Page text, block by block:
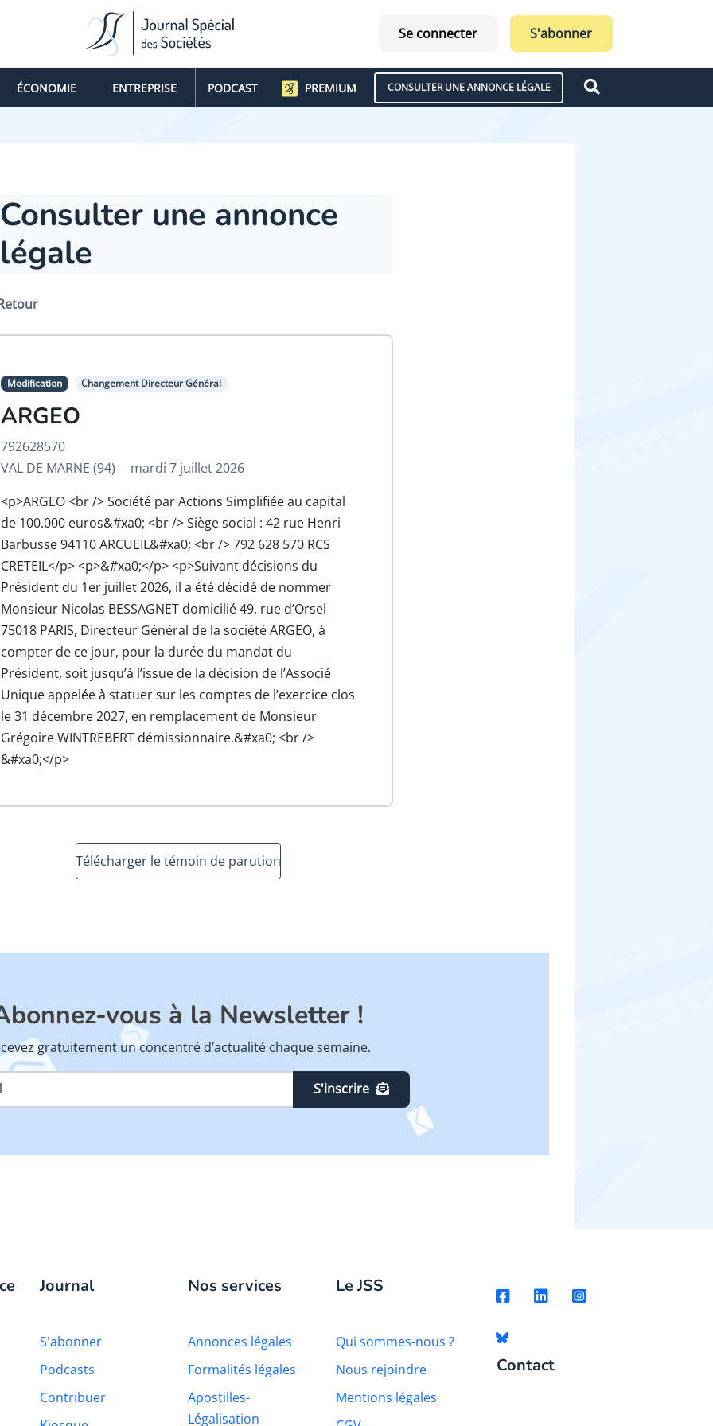
Se connecter S'abonner
ÉCONOMIE ENTREPRISE PODCAST PREMIUM CONSULTER UNE ANNONCE LÉGALE
Consulter une annonce
légale
Modification Changement Directeur Général
ARGEO
792628570
VAL DE MARNE (94)
mardi 7 juillet 2026
<p>ARGEO <br /> Société par Actions Simplifiée au capital
de 100.000 euros&#xa0; <br /> Siège social : 42 rue Henri
Barbusse 94110 ARCUEIL&#xa0; <br /> 792 628 570 RCS
CRETEIL</p> <p>&#xa0;</p> <p>Suivant décisions du
Président du 1er juillet 2026, il a été décidé de nommer
Monsieur Nicolas BESSAGNET domicilié 49, rue d’Orsel
75018 PARIS, Directeur Général de la société ARGEO, à
compter de ce jour, pour la durée du mandat du
Président, soit jusqu’à l’issue de la décision de l’Associé
Unique appelée à statuer sur les comptes de l’exercice clos
le 31 décembre 2027, en remplacement de Monsieur
Grégoire WINTREBERT démissionnaire.&#xa0; <br />
&#xa0;</p>
Télécharger le témoin de parution
vous à la Newsletter !
gratuitement un concentré d’actualité chaque semaine.
S'inscrire
Journal
S'abonner
Podcasts
Contribuer
Nos services
Annonces légales
Formalités légales
Apostilles-
Légalisation
Le JSS
Qui sommes-nous ?
Nous rejoindre
Mentions légales
Contact